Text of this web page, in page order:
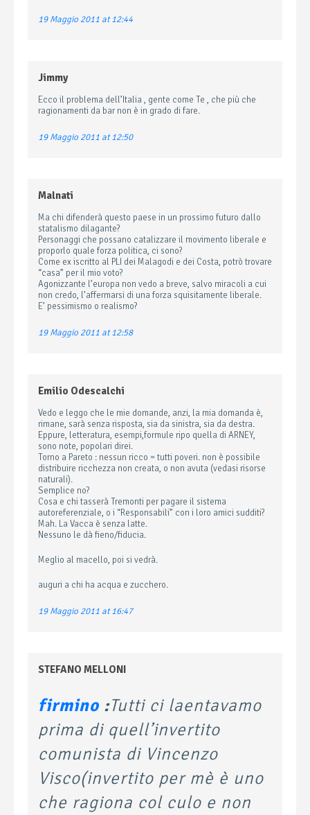
19 Maggio 2011 at 12:44
Jimmy
Ecco il problema dell’Italia , gente come Te , che più che
ragionamenti da bar non è in grado di fare.
19 Maggio 2011 at 12:50
Malnati
Ma chi difenderà questo paese in un prossimo futuro dallo
statalismo dilagante?
Personaggi che possano catalizzare il movimento liberale e
proporlo quale forza politica, ci sono?
Come ex iscritto al PLI dei Malagodi e dei Costa, potrò trovare
“casa” per il mio voto?
Agonizzante l’europa non vedo a breve, salvo miracoli a cui
non credo, l’affermarsi di una forza squisitamente liberale.
E’ pessimismo o realismo?
19 Maggio 2011 at 12:58
Emilio Odescalchi
Vedo e leggo che le mie domande, anzi, la mia domanda è,
rimane, sarà senza risposta, sia da sinistra, sia da destra.
Eppure, letteratura, esempi,formule ripo quella di ARNEY,
sono note, popolari direi.
Torno a Pareto : nessun ricco = tutti poveri. non è possibile
distribuire ricchezza non creata, o non avuta (vedasi risorse
naturali).
Semplice no?
Cosa e chi tasserà Tremonti per pagare il sistema
autoreferenziale, o i “Responsabili” con i loro amici sudditi?
Mah. La Vacca è senza latte.
Nessuno le dà fieno/fiducia.
Meglio al macello, poi si vedrà.
auguri a chi ha acqua e zucchero.
19 Maggio 2011 at 16:47
STEFANO MELLONI
firmino :Tutti ci laentavamo
prima di quell’invertito
comunista di Vincenzo
Visco(invertito per mè è uno
che ragiona col culo e non